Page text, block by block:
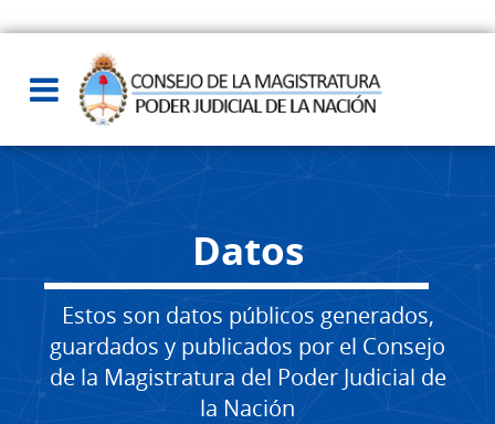
Datos
Estos son datos públicos generados,
guardados y publicados por el Consejo
de la Magistratura del Poder Judicial de
la Nación